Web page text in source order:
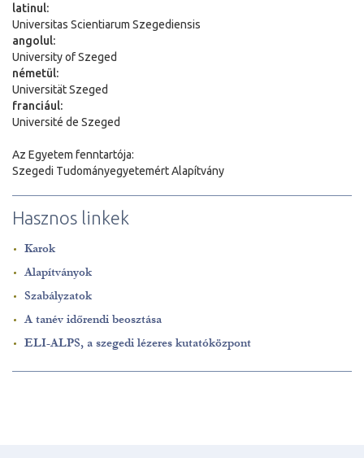
latinul:
Universitas Scientiarum Szegediensis
angolul:
University of Szeged
németül:
Universität Szeged
franciául:
Université de Szeged
Az Egyetem fenntartója:
Szegedi Tudományegyetemért Alapítvány
Hasznos linkek
Karok
Alapítványok
Szabályzatok
A tanév időrendi beosztása
ELI-ALPS, a szegedi lézeres kutatóközpont